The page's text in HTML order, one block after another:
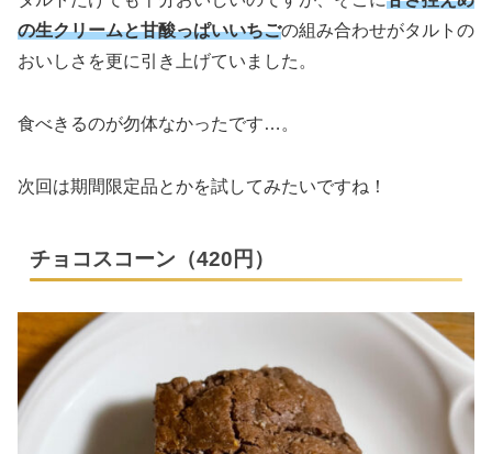
の生クリームと甘酸っぱいいちごの組み合わせがタルトの
おいしさを更に引き上げていました。
食べきるのが勿体なかったです…。
次回は期間限定品とかを試してみたいですね！
チョコスコーン（420円）